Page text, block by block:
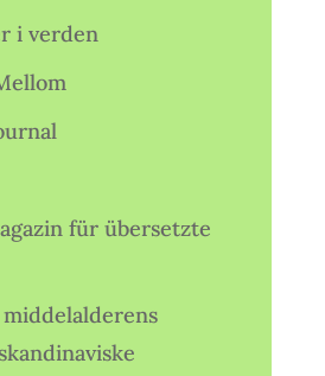
i verden
für übersetzte